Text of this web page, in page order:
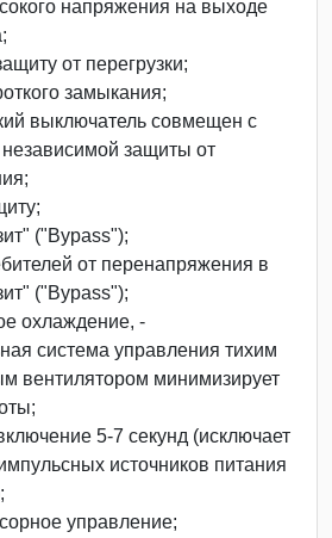
напряжения на выходе
от перегрузки;
замыкания;
выключатель совмещен с
защиты от
("Bypass");
от перенапряжения в
("Bypass");
охлаждение, -
система управления тихим
вентилятором минимизирует
5-7 секунд (исключает
источников питания
управление;